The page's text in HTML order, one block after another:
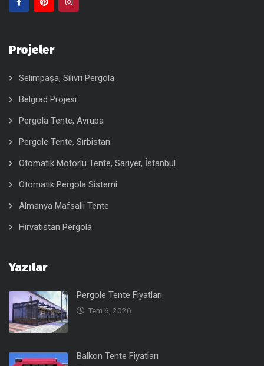
Projeler
Selimpaşa, Silivri Pergola
Belgrad Projesi
Pergola Tente, Avrupa
Pergole Tente, Sırbistan
Otomatik Motorlu Tente, Sarıyer, İstanbul
Otomatik Pergola Sistemi
Almanya Mafsallı Tente
Hırvatistan Pergola
Yazılar
Pergole Tente Fiyatları
Tem 6, 2026
Balkon Tente Fiyatları